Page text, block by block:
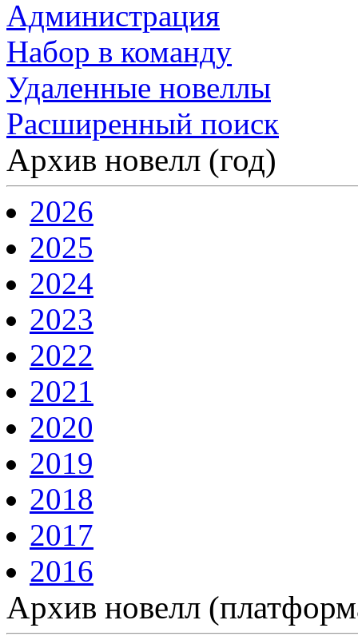
Администрация
Набор в команду
Удаленные новеллы
Расширенный поиск
Архив новелл (год)
2026
2025
2024
2023
2022
2021
2020
2019
2018
2017
2016
Архив новелл